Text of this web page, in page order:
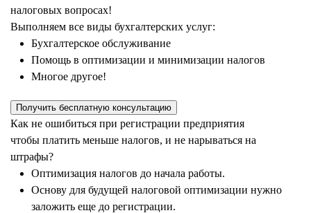
налоговых вопросах!
Выполняем все виды бухгалтерских услуг:
Бухгалтерское обслуживание
Помощь в оптимизации и минимизации налогов
Многое другое!
Получить бесплатную консультацию
Как не ошибиться при регистрации предприятия
чтобы платить меньше налогов, и не нарываться на
штрафы?
Оптимизация налогов до начала работы.
Основу для будущей налоговой оптимизации нужно
заложить еще до регистрации.